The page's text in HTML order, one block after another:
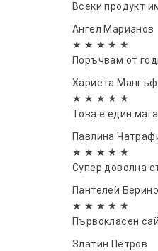
Всеки продукт
Ангел Марианов
★ ★ ★ ★ ★
Поръчвам от
Хариета
★ ★ ★ ★ ★
Това е един
Павлина
★ ★ ★ ★ ★
Супер доволна
Пантелей
★ ★ ★ ★ ★
Първокласен
Златин Петров